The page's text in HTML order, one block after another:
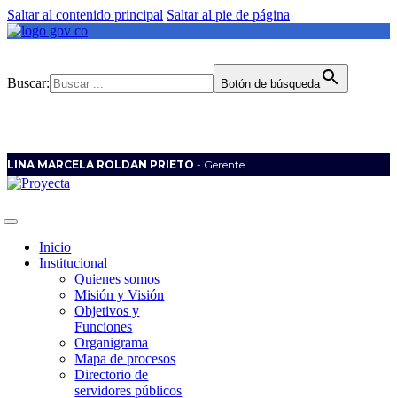
Saltar al contenido principal Saltar al pie de página
Buscar: Botón de búsqueda
LINA MARCELA ROLDAN PRIETO - Gerente
Inicio
Institucional
Quienes somos
Misión y Visión
Objetivos y
Funciones
Organigrama
Mapa de procesos
Directorio de
servidores públicos